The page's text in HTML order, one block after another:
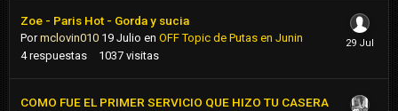
Zoe - Paris Hot - Gorda y sucia
Pormclovin010 19 Julio en OFF Topic de Putas en Junin
4 respuestas 1037 visitas
COMO FUE EL PRIMER SERVICIO QUE HIZO TU CASERA